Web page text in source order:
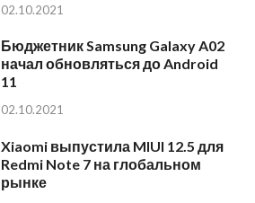
02.10.2021
Бюджетник Samsung Galaxy A02
начал обновляться до Android
11
02.10.2021
Xiaomi выпустила MIUI 12.5 для
Redmi Note 7 на глобальном
рынке